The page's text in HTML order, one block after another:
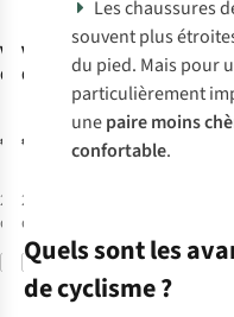
Vaude
Chaussures De
Vélo Women's
Gravity
€130,00
2
couleurs
disponibles
Comparer
Vaude
Chaussures De
Vélo Women's
Am Moab
Gravity
€130,00
2
disponibles
Comparer
Les chaussures
souvent plus
du pied. Mais pour
particulièrement
unepaire moins
confortable.
Quels sont les
de cyclisme ?